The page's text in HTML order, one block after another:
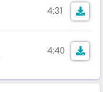
4:31
4:40